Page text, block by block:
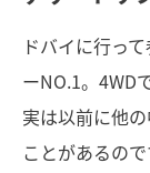
ドバイに行っ
ーNO.1。4WD
実は以前に他
ことがあるの